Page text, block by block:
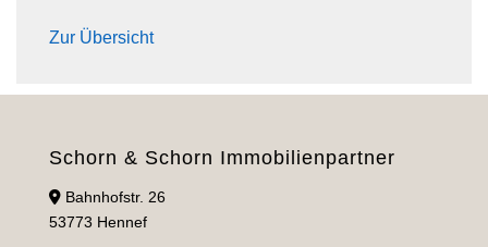
Zur Übersicht
Schorn & Schorn Immobilienpartner
Bahnhofstr. 26
53773 Hennef